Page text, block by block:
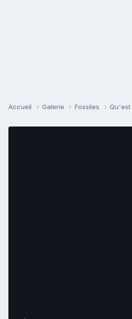
Accueil Galerie Fossiles Qu'est